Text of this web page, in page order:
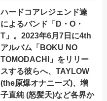
ハードコアレジェンド達
によるバンド「D・O・
T」。2023年6月7日に4th
アルバム「BOKU NO
TOMODACHI」をリリー
スする彼らへ、TAYLOW
(the原爆オナニーズ)、増
子直純 (怒髪天)など各界か